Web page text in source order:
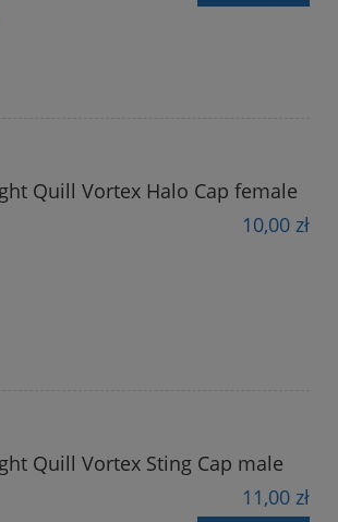
Quill Vortex Halo Cap female
10,00 zł
Quill Vortex Sting Cap male
11,00 zł